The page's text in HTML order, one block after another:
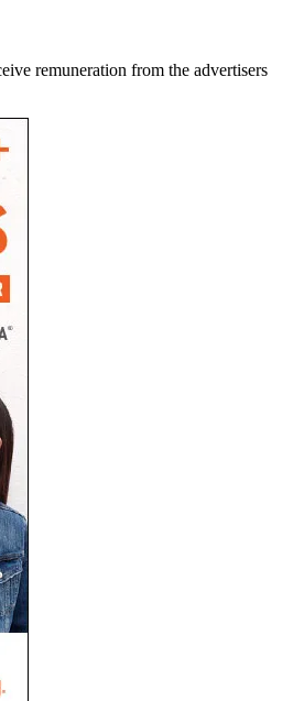
remuneration from the advertisers